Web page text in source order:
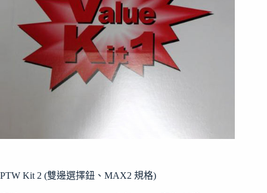
PTW Kit 2 (雙邊選擇鈕、MAX2 規格)